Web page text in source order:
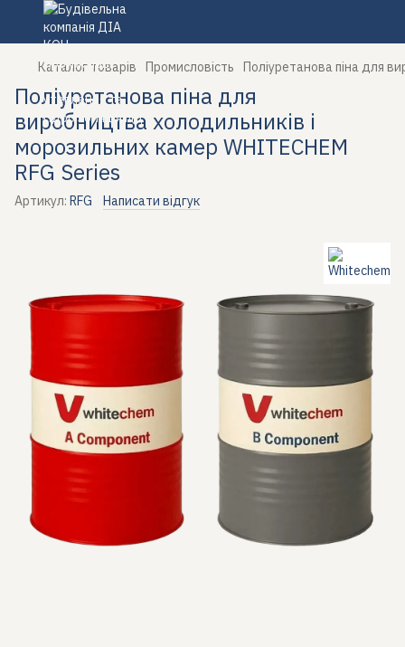
Каталог товарів Промисловість Поліуретанова піна для
Поліуретанова піна для
виробництва холодильників і
морозильних камер WHITECHEM
RFG Series
Артикул: RFG Написати відгук